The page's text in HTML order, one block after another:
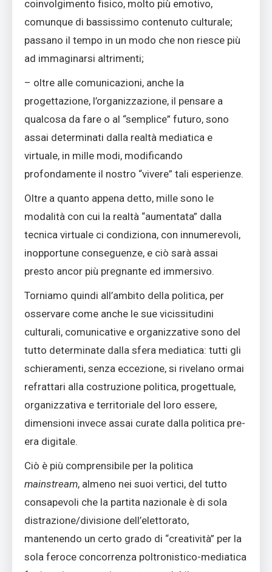
coinvolgimento fisico, molto più emotivo,
comunque di bassissimo contenuto culturale;
passano il tempo in un modo che non riesce più
ad immaginarsi altrimenti;
– oltre alle comunicazioni, anche la
progettazione, l’organizzazione, il pensare a
qualcosa da fare o al “semplice” futuro, sono
assai determinati dalla realtà mediatica e
virtuale, in mille modi, modificando
profondamente il nostro “vivere” tali esperienze.
Oltre a quanto appena detto, mille sono le
modalità con cui la realtà “aumentata” dalla
tecnica virtuale ci condiziona, con innumerevoli,
inopportune conseguenze, e ciò sarà assai
presto ancor più pregnante ed immersivo.
Torniamo quindi all’ambito della politica, per
osservare come anche le sue vicissitudini
culturali, comunicative e organizzative sono del
tutto determinate dalla sfera mediatica: tutti gli
schieramenti, senza eccezione, si rivelano ormai
refrattari alla costruzione politica, progettuale,
organizzativa e territoriale del loro essere,
dimensioni invece assai curate dalla politica pre-
era digitale.
Ciò è più comprensibile per la politica
mainstream, almeno nei suoi vertici, del tutto
consapevoli che la partita nazionale è di sola
distrazione/divisione dell’elettorato,
mantenendo un certo grado di “creatività” per la
sola feroce concorrenza poltronistico-mediatica